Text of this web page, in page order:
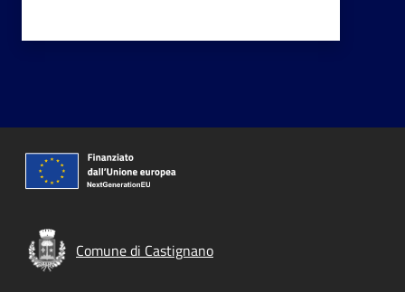
Comune di Castignano